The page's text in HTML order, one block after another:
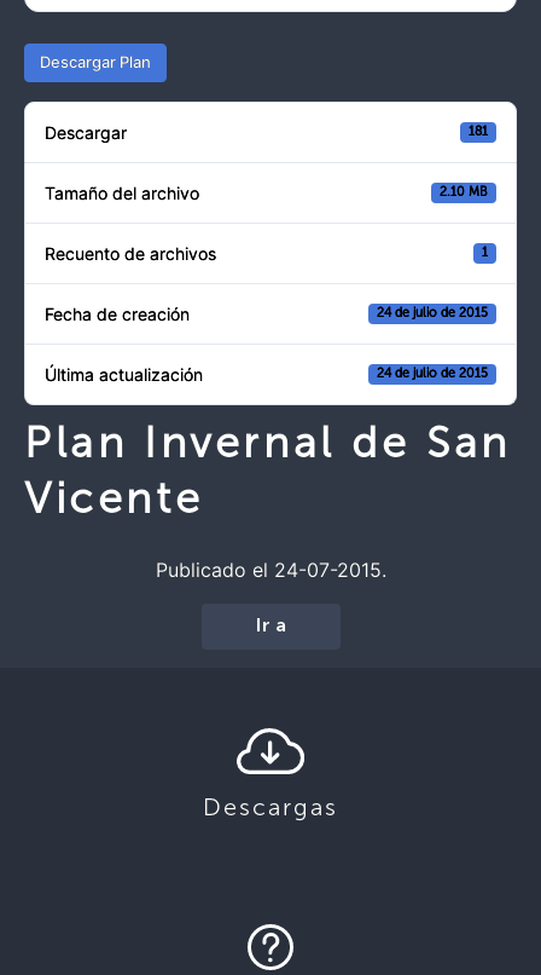
Descargar Plan
Descargar 181
Tamaño del archivo 2.10 MB
Recuento de archivos 1
Fecha de creación 24 de julio de 2015
Última actualización 24 de julio de 2015
Plan Invernal de San
Vicente
Publicado el 24-07-2015.
Ir a
Descargas